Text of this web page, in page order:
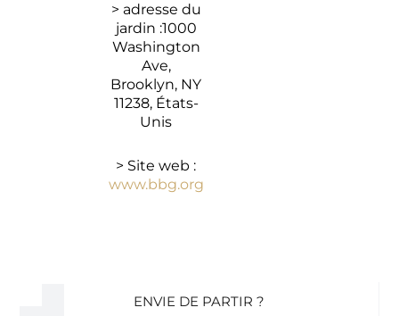
> adresse du
jardin :1000
Washington
Ave,
Brooklyn, NY
11238, États-
Unis
> Site web :
www.bbg.org
ENVIE DE PARTIR ?